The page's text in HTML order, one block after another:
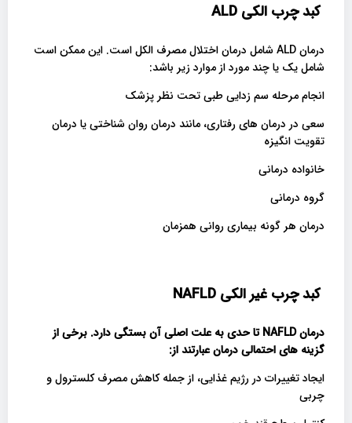
کبد چرب الکی ALD
درمان ALD شامل درمان اختلال مصرف الکل است. این ممکن است
شامل یک یا چند مورد از موارد زیر باشد:
انجام مرحله سم زدایی طبی تحت نظر پزشک
سعی در درمان های رفتاری، مانند درمان روان شناختی یا درمان
تقویت انگیزه
خانواده درمانی
گروه درمانی
درمان هر گونه بیماری روانی همزمان
کبد چرب غیر الکی NAFLD
درمانNAFLD
تا حدی به علت اصلی آن بستگی دارد. برخی از
گزینه های احتمالی درمانعبارتند از:
ایجاد تغییرات در رژیم غذایی، از جمله کاهش مصرف کلسترول و
چربی